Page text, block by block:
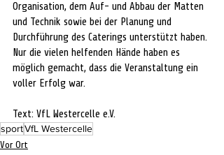
Organisation, dem Auf- und Abbau der Matten
und Technik sowie bei der Planung und
Durchführung des Caterings unterstützt haben.
Nur die vielen helfenden Hände haben es
möglich gemacht, dass die Veranstaltung ein
voller Erfolg war.
Text: VfL Westercelle e.V.
sportVfL Westercelle
Vor Ort